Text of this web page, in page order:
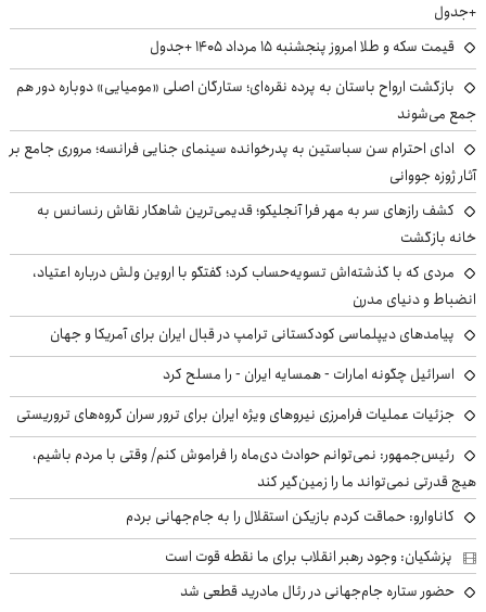
+جدول
قیمت سکه و طلا امروز پنجشنبه ۱۵ مرداد ۱۴۰۵ +جدول
بازگشت ارواح باستان به پرده نقره‌ای؛ ستارگان اصلی «مومیایی» دوباره دور هم
جمع می‌شوند
ادای احترام سن سباستین به پدرخوانده سینمای جنایی فرانسه؛ مروری جامع بر
آثار ژوزه جووانی
کشف رازهای سر به مهر فرا آنجلیکو؛ قدیمی‌ترین شاهکار نقاش رنسانس به
خانه بازگشت
مردی که با گذشته‌اش تسویه‌حساب کرد؛ گفتگو با اروین ولش درباره اعتیاد،
انضباط و دنیای مدرن
پیامدهای دیپلماسی کودکستانی ترامپ در قبال ایران برای آمریکا و جهان
اسرائیل چگونه امارات - همسایه ایران - را مسلح کرد
جزئیات عملیات فرامرزی نیروهای ویژه ایران برای ترور سران گروه‌های تروریستی
رئیس‌جمهور: نمی‌توانم حوادث دی‌ماه را فراموش کنم/ وقتی با مردم باشیم،
هیچ قدرتی نمی‌تواند ما را زمین‌گیر کند
کاناوارو: حماقت کردم بازیکن استقلال را به جام‌جهانی بردم
پزشکیان: وجود رهبر انقلاب برای ما نقطه قوت است
حضور ستاره جام‌جهانی در رئال مادرید قطعی شد